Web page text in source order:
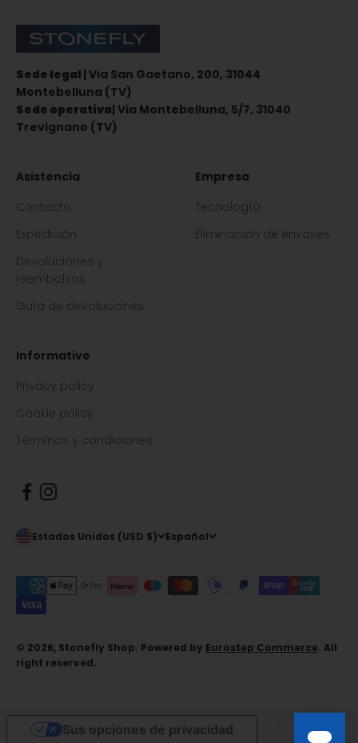
Stonefly Shop
Sede legal | Via San Gaetano, 200, 31044
Montebelluna (TV)
Sede operativa| Via Montebelluna, 5/7, 31040
Trevignano (TV)
Asistencia
Contacto
Expedición
Devoluciones y
reembolsos
Guía de devoluciones
Empresa
Tecnología
Eliminación de envases
Informative
Privacy policy
Cookie policy
Términos y condiciones
Estados Unidos (USD $) Español
© 2026, Stonefly Shop. Powered by Eurostep Commerce. All
right reserved.
Sus opciones de privacidad